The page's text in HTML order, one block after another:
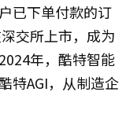
已下单付款的订
交所上市，成为
年，酷特智能
特AGI，从制造企